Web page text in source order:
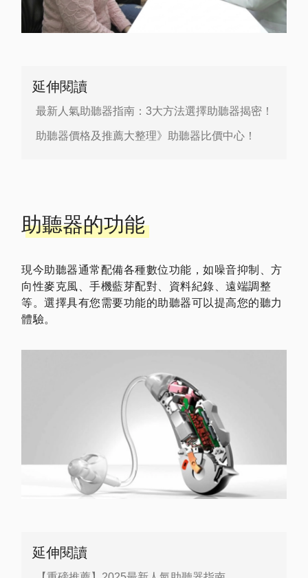
延伸閱讀
最新人氣助聽器指南：3大方法選擇助聽器揭密！
助聽器價格及推薦大整理》助聽器比價中心！
助聽器的功能
現今助聽器通常配備各種數位功能，如噪音抑制、方
向性麥克風、手機藍芽配對、資料紀錄、遠端調整
等。選擇具有您需要功能的助聽器可以提高您的聽力
體驗。
延伸閱讀